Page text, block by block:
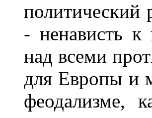
политический
- ненависть к
над всеми
для Европы и
феодализме,